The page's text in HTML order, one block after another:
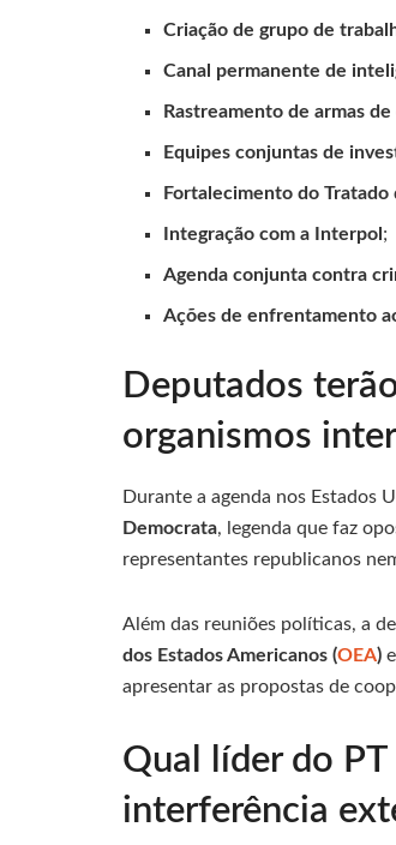
Criação de grupo de
Canal permanente de
Rastreamento de armas
Equipes conjuntas de
Fortalecimento do Tratado
Integração com a Interpol;
Agenda conjunta contra
Ações de enfrentamento
Deputados
organismos
Durante a agenda nos Estados
Democrata, legenda que faz
representantes republicanos
Além das reuniões políticas, a
dos Estados Americanos (OEA)
apresentar as propostas de
Qual líder do
interferência